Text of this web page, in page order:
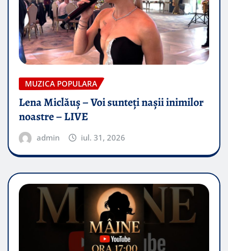
MUZICA POPULARA
Lena Miclăuș – Voi sunteți nașii inimilor
noastre – LIVE
admin iul. 31, 2026